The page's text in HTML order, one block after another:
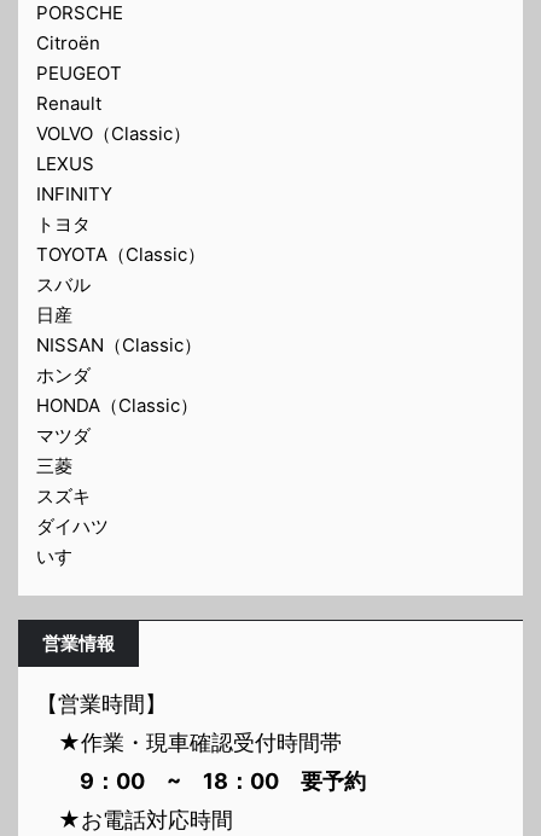
PORSCHE
Citroën
PEUGEOT
Renault
VOLVO（Classic）
LEXUS
INFINITY
トヨタ
TOYOTA（Classic）
スバル
日産
NISSAN（Classic）
ホンダ
HONDA（Classic）
マツダ
三菱
スズキ
ダイハツ
いすゞ
営業情報
【営業時間】
★作業・現車確認受付時間帯
9：00 ~ 18：00 要予約
★お電話対応時間